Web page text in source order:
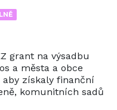
grant na výsadbu
a města a obce
získaly finanční
komunitních sadů